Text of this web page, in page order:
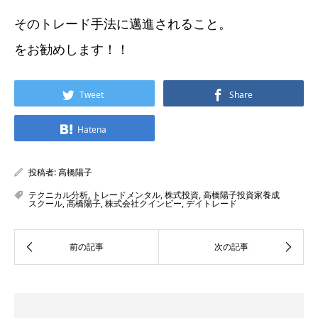
そのトレード手法に邁進されること。
をお勧めします！！
Tweet Share
Hatena
投稿者:高橋陽子
テクニカル分析, トレードメンタル,株式投資,高橋陽子投資家養成
スクール,高橋陽子,株式会社クインビー,デイトレード